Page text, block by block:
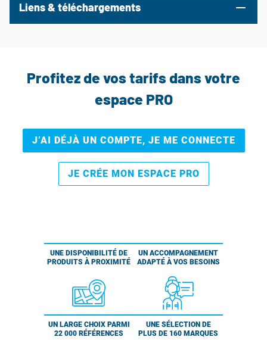
Liens & téléchargements
Profitez de vos tarifs dans votre
espace PRO
J’AI DÉJÀ UN COMPTE, JE ME CONNECTE
JE CRÉE MON ESPACE PRO
UNE DISPONIBILITÉ DE
PRODUITS À PROXIMITÉ
UN ACCOMPAGNEMENT
ADAPTÉ À VOS BESOINS
UN LARGE CHOIX PARMI
22 000 RÉFÉRENCES
UNE SÉLECTION DE
PLUS DE 160 MARQUES